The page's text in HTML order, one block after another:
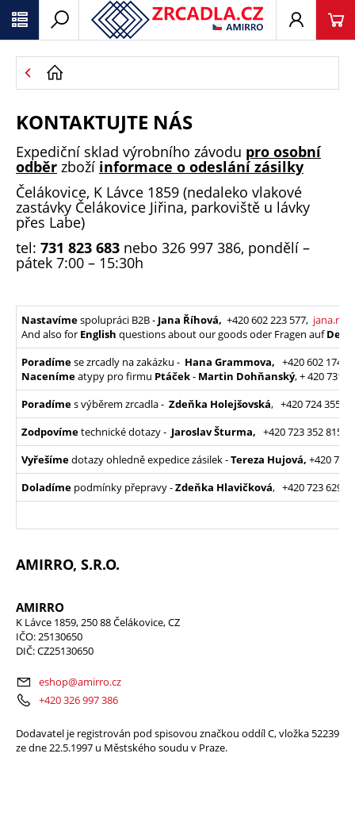
KONTAKTUJTE NÁS
Expediční sklad výrobního závodu pro osobní
odběr zboží informace o odeslání zásilky
Čelákovice, K Lávce 1859 (nedaleko vlakové
zastávky Čelákovice Jiřina, parkoviště u lávky
přes Labe)
tel: 731 823 683 nebo 326 997 386, pondělí –
pátek 7:00 – 15:30h
Nastavímespolupráci B2B - Jana Říhová, +420 602 223 577,
And also for English questions about our goods oder Fragen auf
Poradímese zrcadly na zakázku - Hana Grammova, +420 602 174
Nacenímeatypy pro firmu Ptáček- Martin Dohňanský, + 420 731
Poradímes výběrem zrcadla - Zdeňka Holejšovská, +420 724 355
Zodpovímetechnické dotazy - Jaroslav Šturma, +420 723 352 815,
Vyřešímedotazy ohledně expedice zásilek -Tereza Hujová, +420 731
Doladíme podmínky přepravy -Zdeňka Hlavičková, +420 723 629
AMIRRO, S.R.O.
AMIRRO
K Lávce 1859, 250 88 Čelákovice, CZ
IČO: 25130650
DIČ: CZ25130650
eshop@amirro.cz
+420 326 997 386
Dodavatel je registrován pod spisovou značkou oddíl C, vložka 52239
ze dne 22.5.1997 u Městského soudu v Praze.